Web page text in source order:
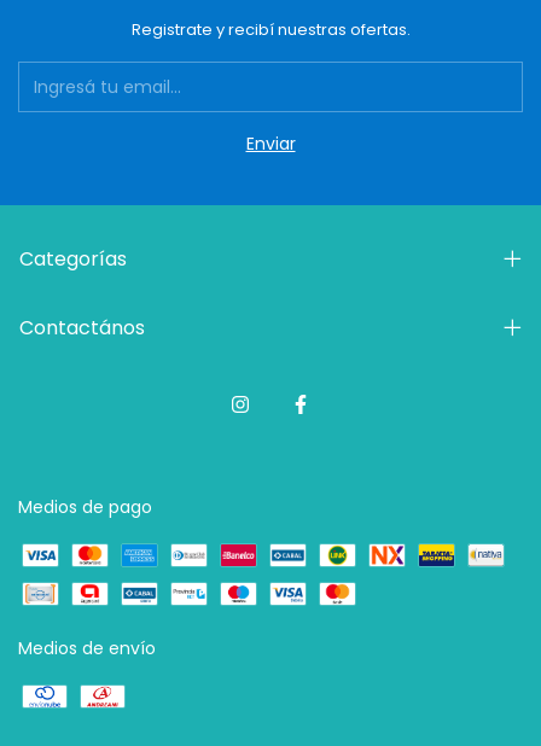
Registrate y recibí nuestras ofertas.
Categorías
Contactános
Medios de pago
Medios de envío